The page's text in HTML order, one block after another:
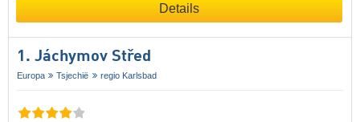
Details
1. Jáchymov Střed
Europa Tsjechië regio Karlsbad